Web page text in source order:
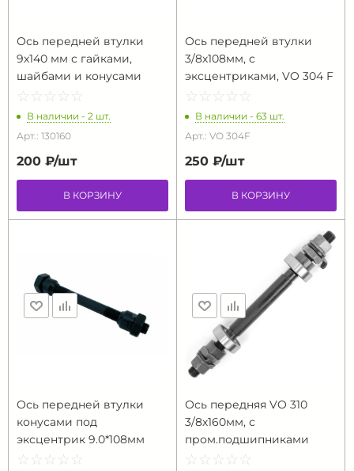
Ось передней втулки
9х140 мм с гайками,
шайбами и конусами
☆ ☆ ☆ ☆ ☆
★ ★ ★ ★ ★
В наличии - 2 шт.
Арт.: 130160
200 ₽/шт
В КОРЗИНУ
Ось передней втулки
3/8х108мм, с
эксцентриками, VO 304 F
☆ ☆ ☆ ☆ ☆
★ ★ ★ ★ ★
В наличии - 63 шт.
Арт.: VO 304F
250 ₽/шт
В КОРЗИНУ
Ось передней втулки
конусами под
эксцентрик 9.0*108мм
☆ ☆ ☆ ☆ ☆
★ ★ ★ ★ ★
Ось передняя VO 310
3/8х160мм, с
пром.подшипниками
☆ ☆ ☆ ☆ ☆
★ ★ ★ ★ ★